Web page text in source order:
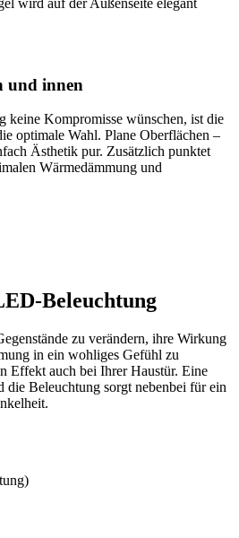
wird auf der Außenseite elegant
und innen
keine Kompromisse wünschen, ist die
optimale Wahl. Plane Oberflächen –
Ästhetik pur. Zusätzlich punktet
Wärmedämmung und
-Beleuchtung
zu verändern, ihre Wirkung
in ein wohliges Gefühl zu
Effekt auch bei Ihrer Haustür. Eine
die Beleuchtung sorgt nebenbei für ein